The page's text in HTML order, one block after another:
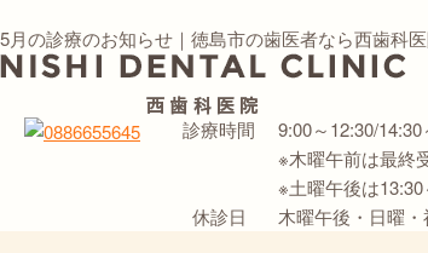
5月の診療のお知らせ｜徳島市の歯医者なら西歯科
診療時間
9:00～12:30/14:30
※木曜午前は最終
※土曜午後は13:30
休診日
木曜午後・日曜・